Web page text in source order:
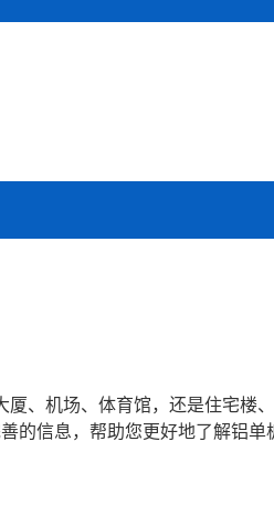
、机场、体育馆，还是住宅楼
信息，帮助您更好地了解铝单